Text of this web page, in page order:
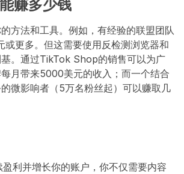
赚多少钱
方法和工具。例如，有经验的联盟团队
或更多。但这需要使用反检测浏览器和
。通过TikTok Shop的销售可以为广
月带来5000美元的收入；而一个结合
微影响者（5万名粉丝起）可以赚取几
利并增长你的账户，你不仅需要内容